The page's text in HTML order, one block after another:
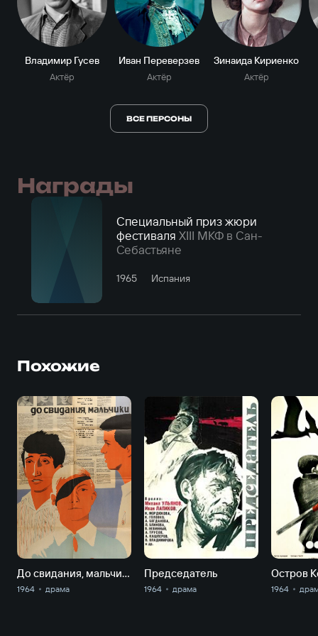
Владимир Гусев
Актёр
Иван Переверзев
Актёр
Зинаида Кириенко
Актёр
ВСЕ ПЕРСОНЫ
Награды
Специальный приз жюри
фестиваля XIII МКФ в Сан-
Себастьяне
1965 Испания
Похожие
До свидания, мальчики
1964 драма
Председатель
1964 драма
Остров
1964